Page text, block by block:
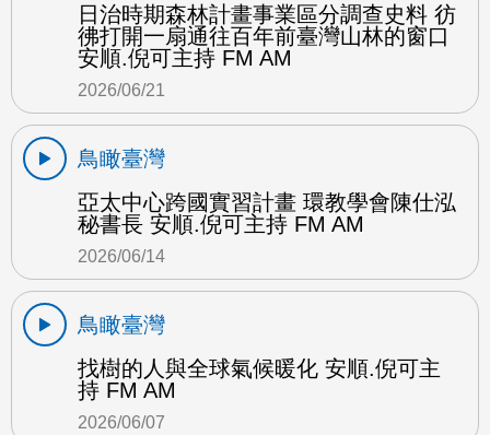
日治時期森林計畫事業區分調查史料 彷
彿打開一扇通往百年前臺灣山林的窗口
安順.倪可主持 FM AM
2026/06/21
鳥瞰臺灣
亞太中心跨國實習計畫 環教學會陳仕泓
秘書長 安順.倪可主持 FM AM
2026/06/14
鳥瞰臺灣
找樹的人與全球氣候暖化 安順.倪可主
持 FM AM
2026/06/07